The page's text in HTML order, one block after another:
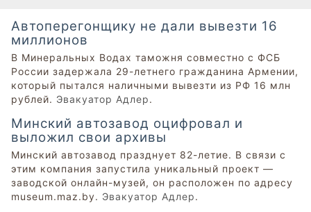
Автоперегонщику не дали вывезти 16
миллионов
В Минеральных Водах таможня совместно с ФСБ
России задержала 29-летнего гражданина Армении,
который пытался наличными вывезти из РФ 16 млн
рублей. Эвакуатор Адлер.
Минский автозавод оцифровал и
выложил свои архивы
Минский автозавод празднует 82-летие. В связи с
этим компания запустила уникальный проект —
заводской онлайн-музей, он расположен по адресу
museum.maz.by. Эвакуатор Адлер.